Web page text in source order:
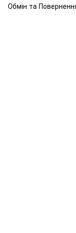
Обмін та